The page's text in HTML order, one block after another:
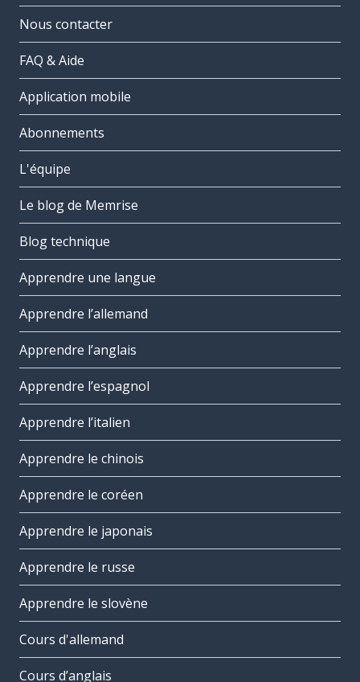
Nous contacter
FAQ & Aide
Application mobile
Abonnements
L'équipe
Le blog de Memrise
Blog technique
Apprendre une langue
Apprendre l’allemand
Apprendre l’anglais
Apprendre l’espagnol
Apprendre l’italien
Apprendre le chinois
Apprendre le coréen
Apprendre le japonais
Apprendre le russe
Apprendre le slovène
Cours d'allemand
Cours d’anglais